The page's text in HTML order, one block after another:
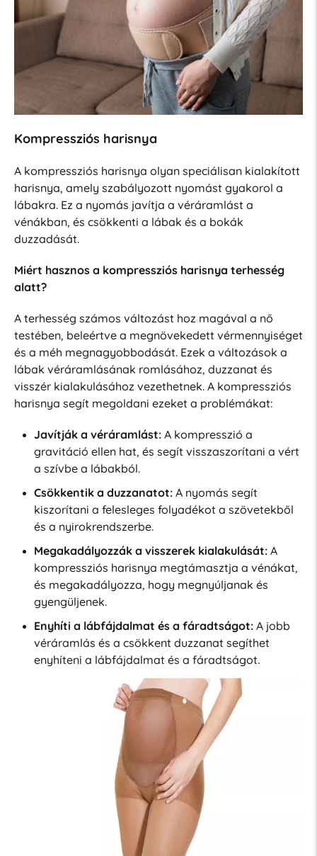
Kompressziós harisnya
A kompressziós harisnya olyan speciálisan kialakított
harisnya, amely szabályozott nyomást gyakorol a
lábakra. Ez a nyomás javítja a véráramlást a
vénákban, és csökkenti a lábak és a bokák
duzzadását.
Miért hasznos a kompressziós harisnya terhesség
alatt?
A terhesség számos változást hoz magával a nő
testében, beleértve a megnövekedett vérmennyiséget
és a méh megnagyobbodását. Ezek a változások a
lábak véráramlásának romlásához, duzzanat és
visszér kialakulásához vezethetnek. A kompressziós
harisnya segít megoldani ezeket a problémákat:
Javítják a véráramlást:A kompresszió a
gravitáció ellen hat, és segít visszaszorítani a vért
a szívbe a lábakból.
Csökkentik a duzzanatot:A nyomás segít
kiszorítani a felesleges folyadékot a szövetekből
és a nyirokrendszerbe.
Megakadályozzák a visszerek kialakulását:A
kompressziós harisnya megtámasztja a vénákat,
és megakadályozza, hogy megnyúljanak és
gyengüljenek.
Enyhíti a lábfájdalmat és a fáradtságot:A jobb
véráramlás és a csökkent duzzanat segíthet
enyhíteni a lábfájdalmat és a fáradtságot.